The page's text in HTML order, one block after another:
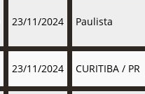
23/11/2024 Paulista
23/11/2024 CURITIBA / PR